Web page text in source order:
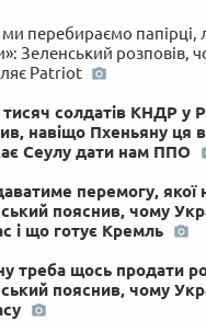
перебираємо папірці,
Зеленський розповів,
Patriot
солдатів КНДР у
навіщо Пхеньяну ця
Сеулу дати нам ППО
перемогу, якої
пояснив, чому
і що готує Кремль
треба щось продати
пояснив, чому